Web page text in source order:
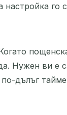
го
Нужен ви е
дълъг